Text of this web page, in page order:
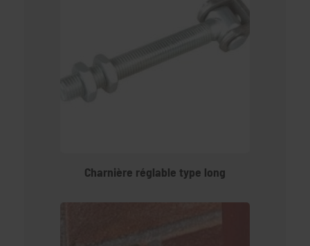
Charnière réglable type long